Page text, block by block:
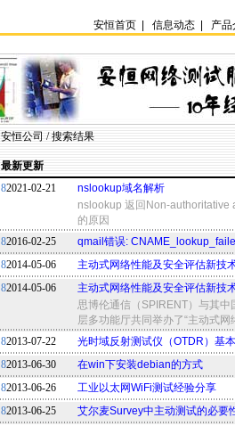
安恒首页 信息动态 产品
安恒公司 / 搜索结果
最新更新
82021-02-21 nslookup域名解析
nslookup 返回Non-authoritative
的原因
82016-02-25 qmail错误:
82014-05-06 主动式网络性能及安全评估新技
82014-05-06 主动式网络性能及安全评估新技
思博伦通信（SPIRENT）与其
层多功能厅共同举办了“主动式网
82013-07-22 光时域反射测试仪（OTDR）基
82013-06-30 在win下安装debian的方式
82013-06-26 工业以太网WiFi测试经验分享
82013-06-25 艾尔麦Survey中主动测试的必要